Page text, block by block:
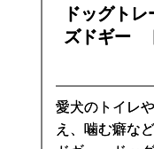
ドッグト
ズドギー
愛犬のトイレ
え、噛む癖な